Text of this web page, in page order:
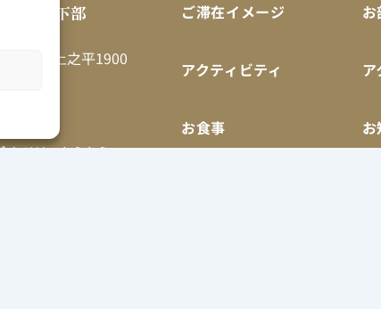
下部
身延町上之平1900
わせはこちらから
ご滞在イメージ
アクティビティ
お食事